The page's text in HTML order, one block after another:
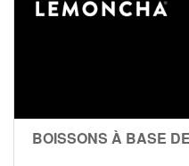
BOISSONS À BASE